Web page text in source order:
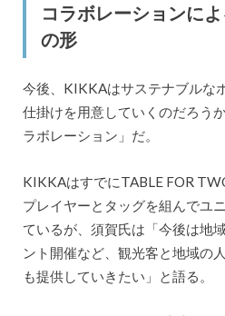
コラボレーションに
の形
今後、KIKKAはサステナブルな
仕掛けを用意していくのだろう
ラボレーション」だ。
KIKKAはすでにTABLE FOR
プレイヤーとタッグを組んでユ
ているが、須賀氏は「今後は地
ント開催など、観光客と地域の
も提供していきたい」と語る。